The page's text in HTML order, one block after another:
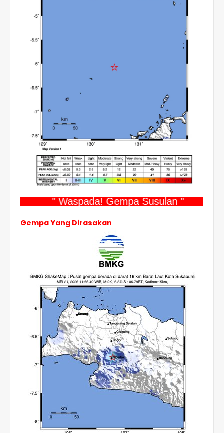
" Waspada! Gempa Susulan "
Gempa Yang Dirasakan